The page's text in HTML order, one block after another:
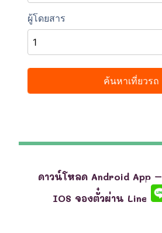
ดาวน์โหลด Android App –
IOS จองตั๋วผ่าน Line